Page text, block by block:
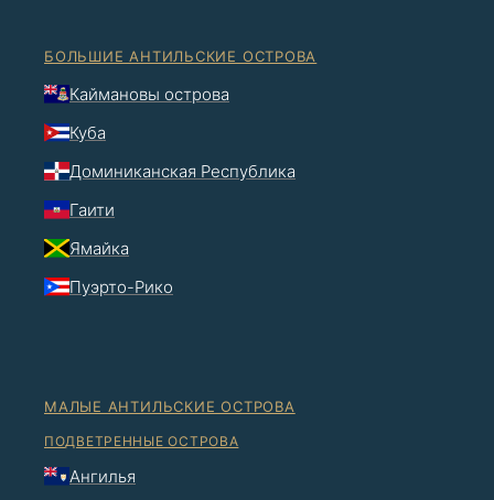
БОЛЬШИЕ АНТИЛЬСКИЕ ОСТРОВА
Каймановы острова
Куба
Доминиканская Республика
Гаити
Ямайка
Пуэрто-Рико
МАЛЫЕ АНТИЛЬСКИЕ ОСТРОВА
ПОДВЕТРЕННЫЕ ОСТРОВА
Ангилья